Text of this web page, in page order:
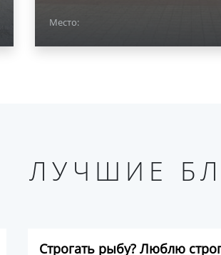
Место:
ЛУЧШИЕ
Строгать рыбу? Люблю